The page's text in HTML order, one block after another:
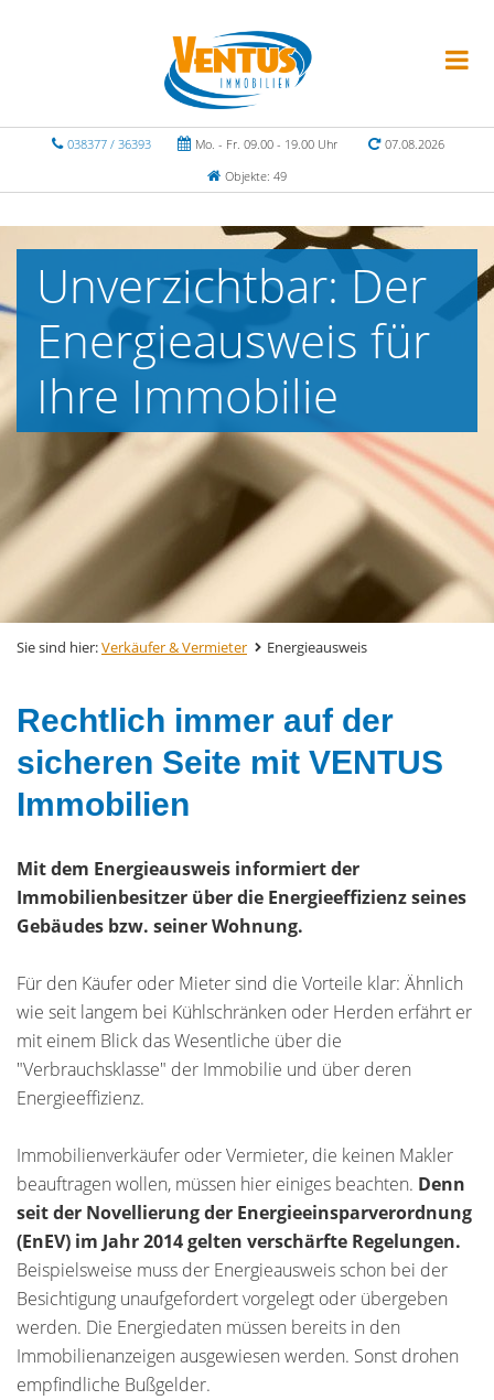
038377 / 36393 Mo. - Fr. 09.00 - 19.00 Uhr
07.08.2026
Objekte: 49
Unverzichtbar: Der
Energieausweis für
Ihre Immobilie
Sie sind hier:Verkäufer & Vermieter Energieausweis
Rechtlich immer auf der
sicheren Seite mit VENTUS
Immobilien
Mit dem Energieausweis informiert der
Immobilienbesitzer über die Energieeffizienz seines
Gebäudes bzw. seiner Wohnung.
Für den Käufer oder Mieter sind die Vorteile klar: Ähnlich
wie seit langem bei Kühlschränken oder Herden erfährt er
mit einem Blick das Wesentliche über die
"Verbrauchsklasse" der Immobilie und über deren
Energieeffizienz.
Immobilienverkäufer oder Vermieter, die keinen Makler
beauftragen wollen, müssen hier einiges beachten. Denn
seit der Novellierung der Energieeinsparverordnung
(EnEV) im Jahr 2014 gelten verschärfte Regelungen.
Beispielsweise muss der Energieausweis schon bei der
Besichtigung unaufgefordert vorgelegt oder übergeben
werden. Die Energiedaten müssen bereits in den
Immobilienanzeigen ausgewiesen werden. Sonst drohen
empfindliche Bußgelder.